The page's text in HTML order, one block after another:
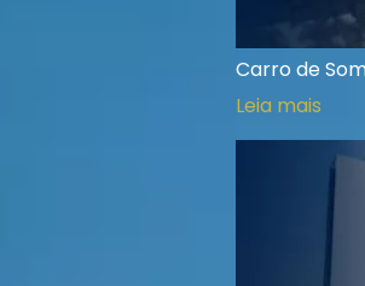
Carro de
Leia mais